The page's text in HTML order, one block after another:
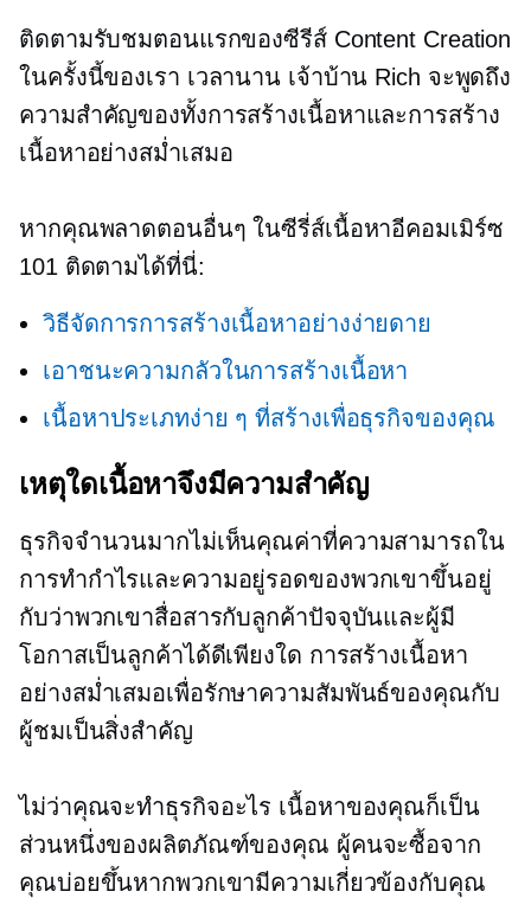
ติดตามรับชมตอนแรกของซีรีส์ Content Creation
ในครั้งนี้ของเรา เวลานาน เจ้าบ้าน Rich จะพูดถึง
ความสำคัญของทั้งการสร้างเนื้อหาและการสร้าง
เนื้อหาอย่างสม่ำเสมอ
หากคุณพลาดตอนอื่นๆ ในซีรี่ส์เนื้อหาอีคอมเมิร์ซ
101 ติดตามได้ที่นี่:
วิธีจัดการการสร้างเนื้อหาอย่างง่ายดาย
เอาชนะความกลัวในการสร้างเนื้อหา
เนื้อหาประเภทง่าย ๆ ที่สร้างเพื่อธุรกิจของคุณ
เหตุใดเนื้อหาจึงมีความสำคัญ
ธุรกิจจำนวนมากไม่เห็นคุณค่าที่ความสามารถใน
การทำกำไรและความอยู่รอดของพวกเขาขึ้นอยู่
กับว่าพวกเขาสื่อสารกับลูกค้าปัจจุบันและผู้มี
โอกาสเป็นลูกค้าได้ดีเพียงใด การสร้างเนื้อหา
อย่างสม่ำเสมอเพื่อรักษาความสัมพันธ์ของคุณกับ
ผู้ชมเป็นสิ่งสำคัญ
ไม่ว่าคุณจะทำธุรกิจอะไร เนื้อหาของคุณก็เป็น
ส่วนหนึ่งของผลิตภัณฑ์ของคุณ ผู้คนจะซื้อจาก
คุณบ่อยขึ้นหากพวกเขามีความเกี่ยวข้องกับคุณ